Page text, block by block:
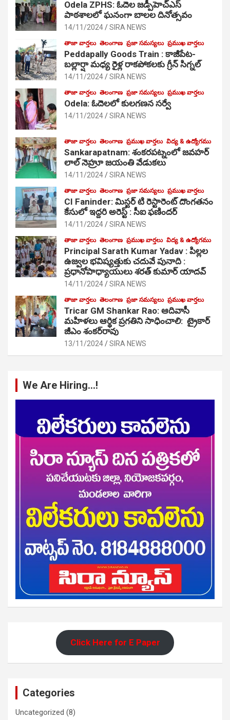
Odela ZPHS: ఓదెల జ‌డ్పీహెచ్ఎస్
పాఠ‌శాల‌లో ఘనంగా బాలల దినోత్సవం
14/11/2024 SIRA NEWS
తాజా వార్తలు తెలంగాణ ప్రజా సమస్యలు ప్రముఖ వార్తలు
Peddapally Goods Train : కాజీపేట-
బల్లార్షా మధ్య రైళ్ల రాకపోకలకు గ్రీన్ సిగ్నల్
14/11/2024 SIRA NEWS
తాజా వార్తలు తెలంగాణ ప్రజా సమస్యలు ప్రముఖ వార్తలు
Odela: ఓదెలలో కులగణన సర్వే
14/11/2024 SIRA NEWS
తాజా వార్తలు తెలంగాణ ప్రముఖ వార్తలు విద్య & ఉద్యోగము
Sankarapatnam: శంకరపట్నంలో జవహర్
లాల్ నెహ్రూ జయంతి వేడుకలు
14/11/2024 SIRA NEWS
తాజా వార్తలు తెలంగాణ ప్రజా సమస్యలు ప్రముఖ వార్తలు
CI Faninder: మిస్టర్ టి రెస్టారెంట్ దొంగతనం
కేసులో ఇద్దరి అరెస్ట్ : సీఐ ఫణిందర్
14/11/2024 SIRA NEWS
తాజా వార్తలు తెలంగాణ ప్రముఖ వార్తలు విద్య & ఉద్యోగము
Principal Sarath Kumar Yadav : పిల్లల
ఉజ్వల భవిష్యత్తుకు చదువే పునాది :
ప్రధానోపాధ్యాయులు శరత్ కుమార్ యాదవ్
14/11/2024 SIRA NEWS
తాజా వార్తలు తెలంగాణ ప్రజా సమస్యలు ప్రముఖ వార్తలు
Tricar GM Shankar Rao: ఆదివాసీ
మహిళలు ఆర్థిక ప్రగతిని సాధించాలి: ట్రైకార్
జీఎం శంకర్‌రావు
13/11/2024 SIRA NEWS
We Are Hiring…!
Click Here for E Paper
Categories
Uncategorized (8)